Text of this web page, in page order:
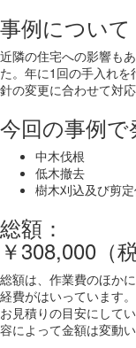
事例について
近隣の住宅への影響も
た。年に1回の手入れ
針の変更に合わせて対応
今回の事例
中木伐根
低木撤去
樹木刈込及び剪
総額：
￥308,000（
総額は、作業費のほか
経費がはいっています。
お見積りの目安にして
容によって金額は変動